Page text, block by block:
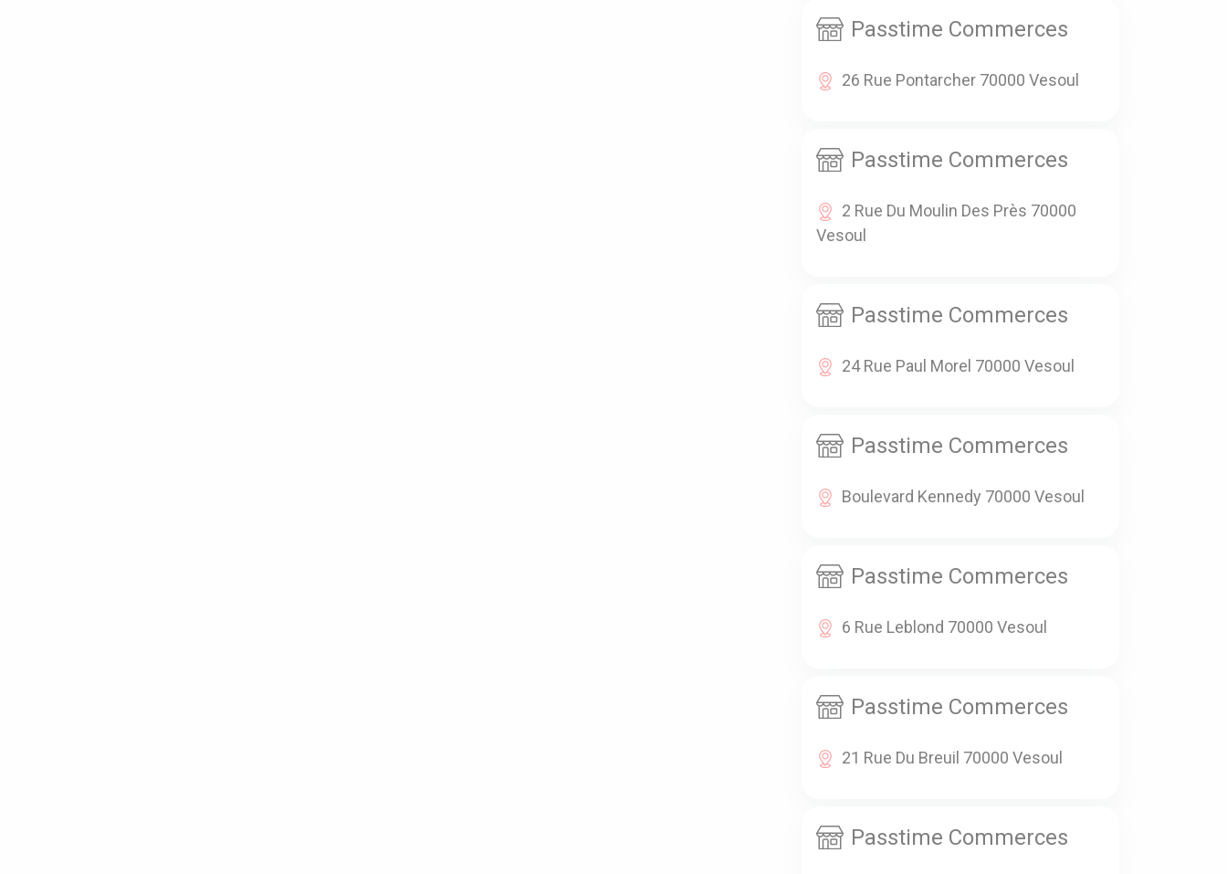
Passtime Commerces
26 Rue Pontarcher 70000 Vesoul
Passtime Commerces
2 Rue Du Moulin Des Près 70000
Vesoul
Passtime Commerces
24 Rue Paul Morel 70000 Vesoul
Passtime Commerces
Boulevard Kennedy 70000 Vesoul
Passtime Commerces
6 Rue Leblond 70000 Vesoul
Passtime Commerces
21 Rue Du Breuil 70000 Vesoul
Passtime Commerces